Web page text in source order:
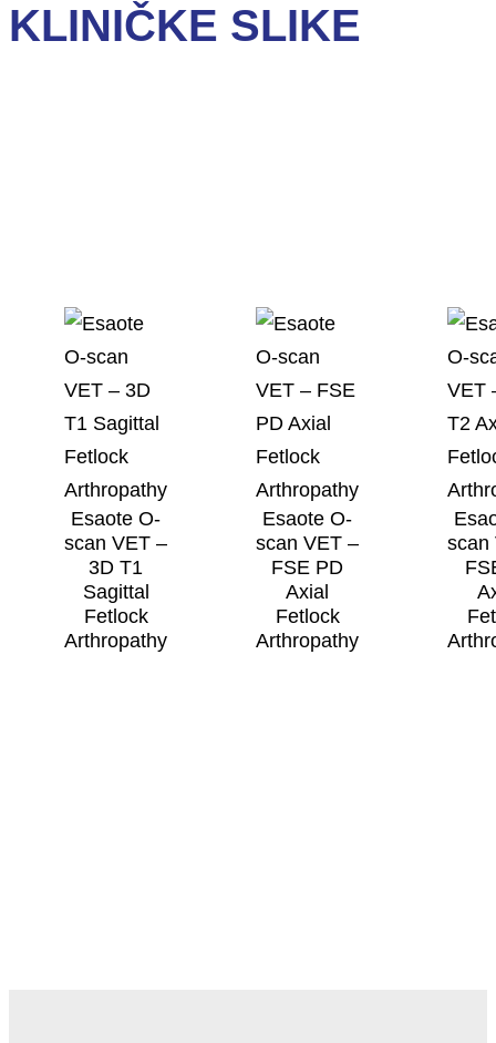
KLINIČKE SLIKE
Esaote O-
scan VET –
3D T1
Sagittal
Fetlock
Arthropathy
Esaote O-
scan VET –
FSE PD
Axial
Fetlock
Arthropathy
scan